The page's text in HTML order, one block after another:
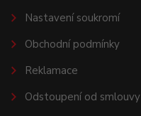
Nastavení soukromí
Obchodní podmínky
Reklamace
Odstoupení od smlouvy